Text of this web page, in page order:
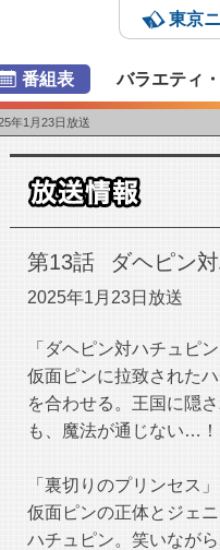
番組表 バラエティ
東京
年1月23日放送
第13話 ダヘピン
2025年1月23日放送
「ダヘピン対ハチュピン
仮面ピンに拉致された
を合わせる。王国に隠
も、魔法が通じない…！
「裏切りのプリンセス」
仮面ピンの正体とジェ
ハチュピン。笑いなが